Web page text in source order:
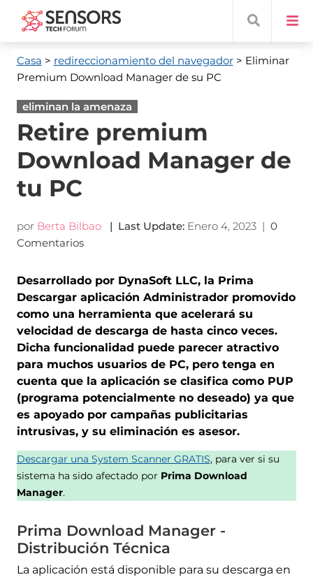
Casa > redireccionamiento del navegador> Eliminar
Premium Download Manager de su PC
eliminan la amenaza
Retire premium
Download Manager de
tu PC
por Berta Bilbao | Last Update: Enero 4, 2023| 0
Comentarios
Desarrollado por DynaSoft LLC, la Prima
Descargar aplicación Administrador promovido
como una herramienta que acelerará su
velocidad de descarga de hasta cinco veces.
Dicha funcionalidad puede parecer atractivo
para muchos usuarios de PC, pero tenga en
cuenta que la aplicación se clasifica como PUP
(programa potencialmente no deseado) ya que
es apoyado por campañas publicitarias
intrusivas, y su eliminación es asesor.
Descargar una System Scanner GRATIS, para ver si su
sistema ha sido afectado por Prima Download
Manager.
Prima Download Manager -
Distribución Técnica
La aplicación está disponible para su descarga en